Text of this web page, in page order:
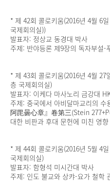
* 제 42회 콜로키움(2016년 4월 6
국제회의실))
발표자: 정상교 동경대 박사
주제: 반야등론 제9장의 독자부설-
* 제 43회 콜로키움(2016년 4월
층 국제회의실)
발표자: 이케다 마사노리 금강대
주제: 중국에서 아비달마교리의
阿毘曇心章』卷第三(Stein
대한 비판과 후대 문헌에 미친 영향
* 제 44회 콜로키움(2016년 5월 4
국제회의실)
발표자: 함형석 미시간대 박사
주제: 인도 불교와 상캬-요가 철학